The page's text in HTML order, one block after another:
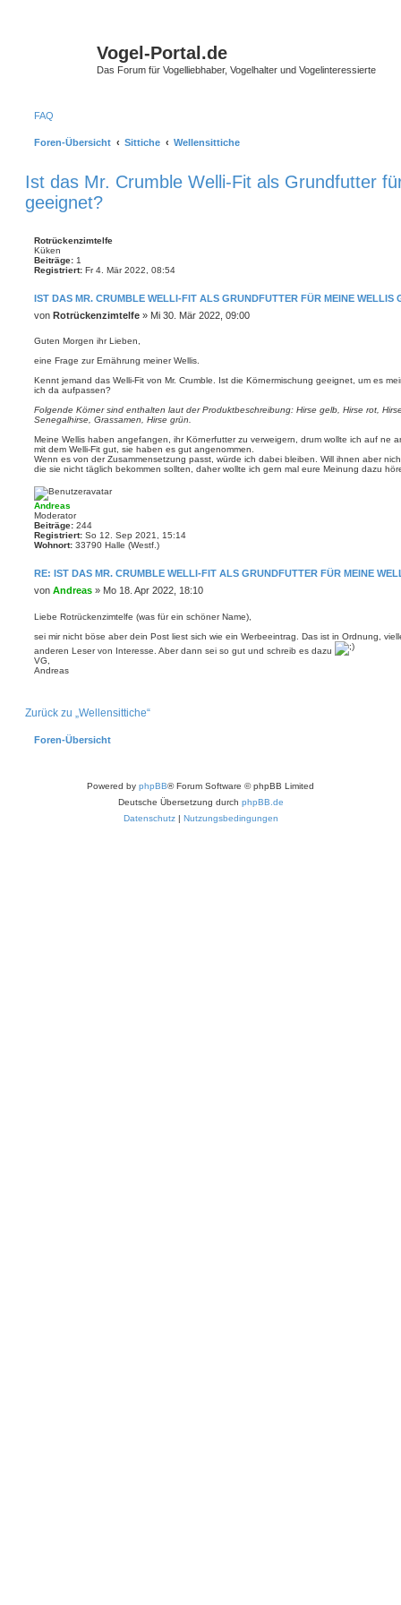
Vogel-Portal.de
Das Forum für Vogelliebhaber, Vogelhalter und Vogelinteressierte
FAQ
Foren-Übersicht Sittiche Wellensittiche
Ist das Mr. Crumble Welli-Fit als Grundfutter
geeignet?
Rotrückenzimtelfe
Küken
Beiträge: 1
Registriert: Fr 4. Mär 2022, 08:54
IST DAS MR. CRUMBLE WELLI-FIT ALS GRUNDFUTTER FÜR MEINE WELLIS
B
i
r
a
g
von Rotrückenzimtelfe » Mi 30. Mär 2022, 09:00
Guten Morgen ihr Lieben,
eine Frage zur Ernährung meiner Wellis.
Kennt jemand das Welli-Fit von Mr. Crumble. Ist die Körnermischung geeignet, um es
ich da aufpassen?
Folgende Körner sind enthalten laut der Produktbeschreibung: Hirse gelb, Hirse rot,
Senegalhirse, Grassamen, Hirse grün.
Meine Wellis haben angefangen, ihr Körnerfutter zu verweigern, drum wollte ich auf ne
mit dem Welli-Fit gut, sie haben es gut angenommen.
Wenn es von der Zusammensetzung passt, würde ich dabei bleiben. Will ihnen aber
die sie nicht täglich bekommen sollten, daher wollte ich gern mal eure Meinung dazu
Andreas
Moderator
Beiträge: 244
Registriert: So 12. Sep 2021, 15:14
Wohnort: 33790 Halle (Westf.)
RE: IST DAS MR. CRUMBLE WELLI-FIT ALS GRUNDFUTTER FÜR MEINE
B
i
r
a
g
von Andreas » Mo 18. Apr 2022, 18:10
Liebe Rotrückenzimtelfe (was für ein schöner Name),
sei mir nicht böse aber dein Post liest sich wie ein Werbeeintrag. Das ist in Ordnung,
anderen Leser von Interesse. Aber dann sei so gut und schreib es dazu
VG,
Andreas
Zurück zu „Wellensittiche“
Foren-Übersicht
Powered by phpBB® Forum Software © phpBB Limited
Deutsche Übersetzung durch phpBB.de
Datenschutz| Nutzungsbedingungen